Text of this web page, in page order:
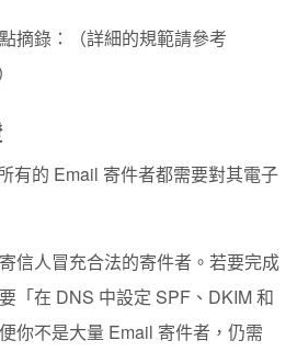
摘錄：（詳細的規範請參考
有的 Email 寄件者都需要對其電子
信人冒充合法的寄件者。若要完成
「在 DNS 中設定 SPF、DKIM 和
你不是大量 Email 寄件者，仍需